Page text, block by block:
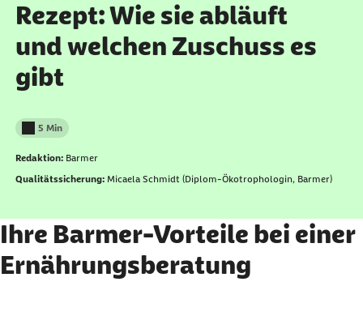
Rezept: Wie sie abläuft
und welchen Zuschuss es
gibt
Lesedauer weniger als
5 Min
Redaktion: Barmer
Qualitätssicherung: Micaela Schmidt (Diplom-Ökotrophologin, Barmer)
Ihre Barmer-Vorteile bei einer
Ernährungsberatung